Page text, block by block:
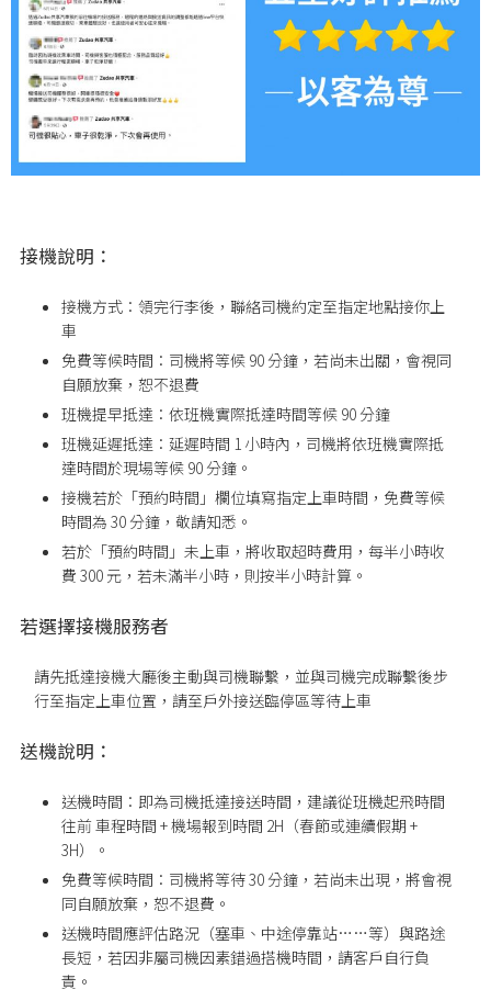
接機說明：
接機方式：領完行李後，聯絡司機約定至指定地點接你上
車
免費等候時間：司機將等候 90 分鐘，若尚未出關，會視同
自願放棄，恕不退費
班機提早抵達：依班機實際抵達時間等候 90 分鐘
班機延遲抵達：延遲時間 1 小時內，司機將依班機實際抵
達時間於現場等候 90 分鐘。
接機若於「預約時間」欄位填寫指定上車時間，免費等候
時間為 30 分鐘，敬請知悉。
若於「預約時間」未上車，將收取超時費用，每半小時收
費 300 元，若未滿半小時，則按半小時計算。
若選擇接機服務者
請先抵達接機大廳後主動與司機聯繫，並與司機完成聯繫後步
行至指定上車位置 ，請至戶外接送臨停區等待上車
送機說明：
送機時間：即為司機抵達接送時間，建議從班機起飛時間
往前 車程時間 + 機場報到時間 2H（春節或連續假期 +
3H）。
免費等候時間：司機將等待 30 分鐘，若尚未出現，將會視
同自願放棄，恕不退費。
送機時間應評估路況（塞車、中途停靠站……等）與路途
長短，若因非屬司機因素錯過搭機時間，請客戶自行負
責。